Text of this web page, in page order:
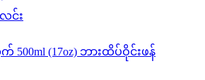
င်း